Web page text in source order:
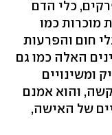
כלי הדם
מוכרות כמו
חום והפרעות
האלה כמו גם
ומשינויים
והוא אמנם
של האישה,